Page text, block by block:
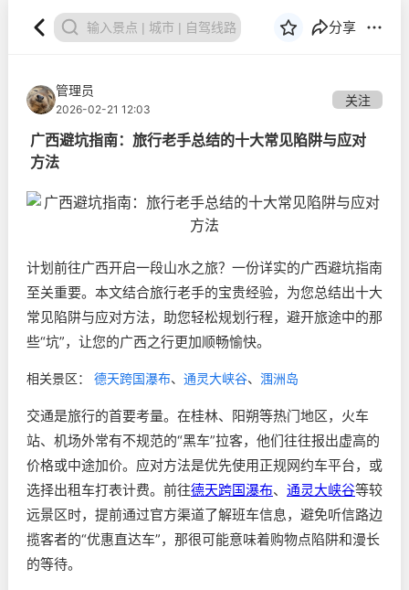
分享
管理员
2026-02-21 12:03
关注
广西避坑指南：旅行老手总结的十大常见陷阱与应对
方法
计划前往广西开启一段山水之旅？一份详实的广西避坑指南
至关重要。本文结合旅行老手的宝贵经验，为您总结出十大
常见陷阱与应对方法，助您轻松规划行程，避开旅途中的那
些“坑”，让您的广西之行更加顺畅愉快。
相关景区： 德天跨国瀑布、 通灵大峡谷、 涠洲岛
交通是旅行的首要考量。在桂林、阳朔等热门地区，火车
站、机场外常有不规范的“黑车”拉客，他们往往报出虚高的
价格或中途加价。应对方法是优先使用正规网约车平台，或
选择出租车打表计费。前往德天跨国瀑布、 通灵大峡谷等较
远景区时，提前通过官方渠道了解班车信息，避免听信路边
揽客者的“优惠直达车”，那很可能意味着购物点陷阱和漫长
的等待。